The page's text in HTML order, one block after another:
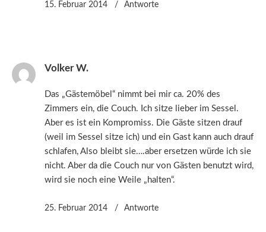
15. Februar 2014 Antworte
Volker W.
Das „Gästemöbel“ nimmt bei mir ca. 20% des
Zimmers ein, die Couch. Ich sitze lieber im Sessel.
Aber es ist ein Kompromiss. Die Gäste sitzen drauf
(weil im Sessel sitze ich) und ein Gast kann auch drauf
schlafen, Also bleibt sie….aber ersetzen würde ich sie
nicht. Aber da die Couch nur von Gästen benutzt wird,
wird sie noch eine Weile „halten“.
25. Februar 2014 Antworte